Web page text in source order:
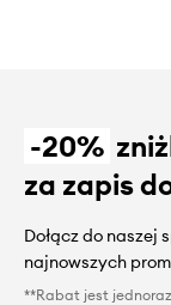
-20%
za zapis
Dołącz do naszej
najnowszych
**Rabat jest